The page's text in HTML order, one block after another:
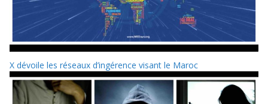
X dévoile les réseaux d’ingérence visant le Maroc